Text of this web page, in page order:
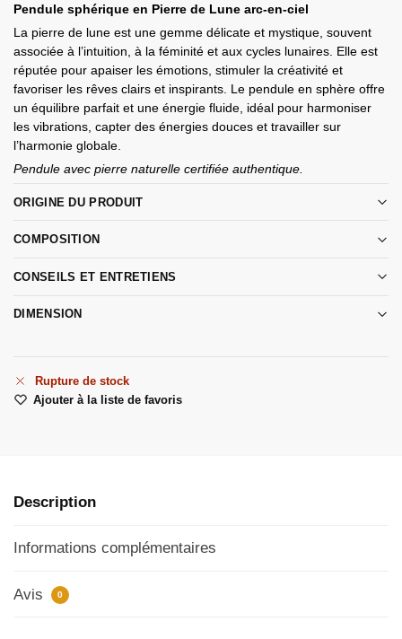
Pendule sphérique en Pierre de Lune arc-en-ciel
La pierre de lune est une gemme délicate et mystique, souvent
associée à l’intuition, à la féminité et aux cycles lunaires. Elle est
réputée pour apaiser les émotions, stimuler la créativité et
favoriser les rêves clairs et inspirants. Le pendule en sphère offre
un équilibre parfait et une énergie fluide, idéal pour harmoniser
les vibrations, capter des énergies douces et travailler sur
l’harmonie globale.
Pendule avec pierre naturelle certifiée authentique.
ORIGINE DU PRODUIT
COMPOSITION
CONSEILS ET ENTRETIENS
DIMENSION
Rupture de stock
Ajouter à la liste de favoris
Description
Informations complémentaires
Avis 0